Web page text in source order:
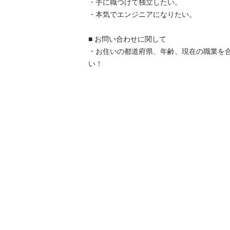
・手に職つけて独立したい。
・本気でエンジニアになりたい。
■ お問い合わせに関して
・お住いの都道府県、年齢、現在の職業を
い！